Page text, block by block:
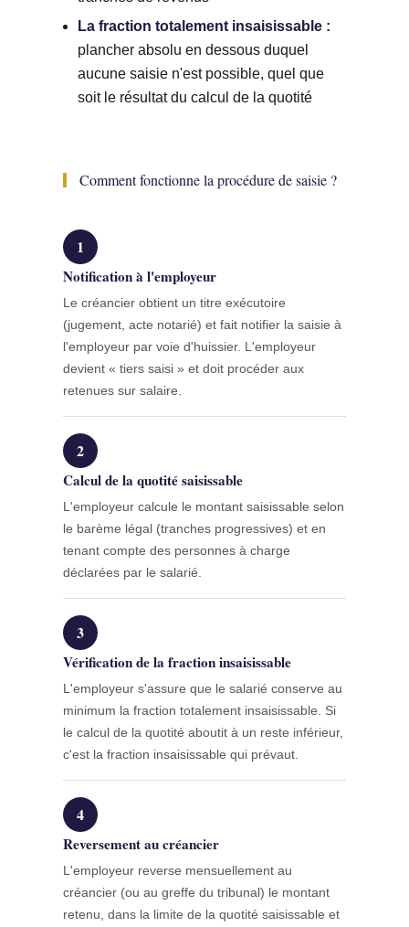
La fraction totalement insaisissable :
plancher absolu en dessous duquel
aucune saisie n'est possible, quel que
soit le résultat du calcul de la quotité
Comment fonctionne la procédure de saisie ?
1
Notification à l'employeur
Le créancier obtient un titre exécutoire
(jugement, acte notarié) et fait notifier la saisie à
l'employeur par voie d'huissier. L'employeur
devient « tiers saisi » et doit procéder aux
retenues sur salaire.
2
Calcul de la quotité saisissable
L'employeur calcule le montant saisissable selon
le barème légal (tranches progressives) et en
tenant compte des personnes à charge
déclarées par le salarié.
3
Vérification de la fraction insaisissable
L'employeur s'assure que le salarié conserve au
minimum la fraction totalement insaisissable. Si
le calcul de la quotité aboutit à un reste inférieur,
c'est la fraction insaisissable qui prévaut.
4
Reversement au créancier
L'employeur reverse mensuellement au
créancier (ou au greffe du tribunal) le montant
retenu, dans la limite de la quotité saisissable et